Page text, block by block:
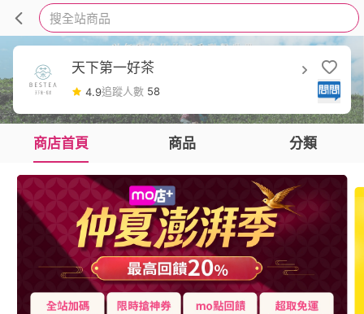
搜全站商品
天下第一好茶
4.9追蹤人數 58
商店首頁 商品 分類